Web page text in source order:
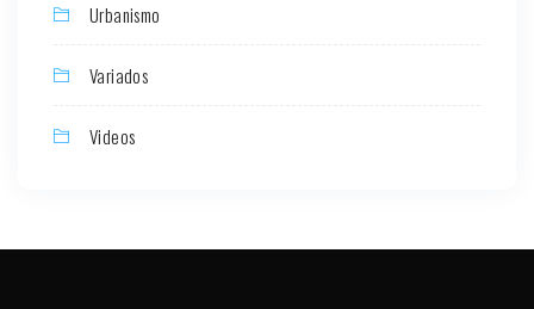
Urbanismo
Variados
Videos